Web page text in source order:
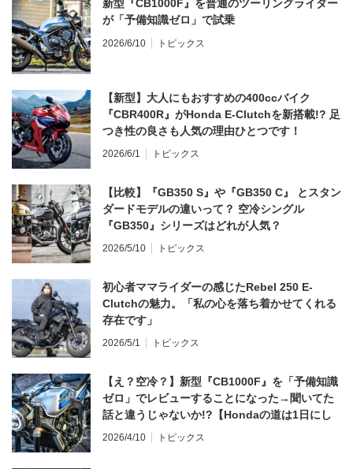
新型『CB1000F』を普通のツーリングライダー
が「予備知識ゼロ」で試乗
2026/6/10 トピックス
【新型】大人にもおすすめの400ccバイク
『CBR400R』がHonda E-Clutchを新搭載!? 足
つき性の良さも人気の理由ひとつです！
2026/6/1 トピックス
【比較】『GB350 S』や『GB350 C』 とスタン
ダードモデルの違いって？ 空冷シングル
『GB350』シリーズはどれが人気？
2026/5/10 トピックス
初心者ママライダーの感じたRebel 250 E-
Clutchの魅力。「私の心を落ち着かせてくれる
存在です」
2026/5/1 トピックス
【え？空冷？】新型『CB1000F』を「予備知識
ゼロ」でレビューすることになった→聞いてた
話と違うじゃないか!?【Hondaの道は1日にし
てならず／CB1000F ①第一印象 編】
2026/4/10 トピックス